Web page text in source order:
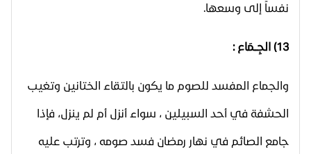
نفساً إلى وسعها.
13) الجِــمَاع :
والجماع المفسد للصوم ما يكون بالتقاء الختانين وتغيب
الحشفة في أحد السبيلين ، سواء أنزل أم لم ينزل، فإذا
جامع الصائم في نهار رمضان فسد صومه ، وترتب عليه